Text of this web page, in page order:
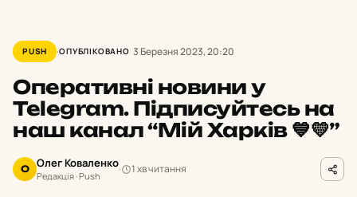
PUSH ОПУБЛІКОВАНО 3 Березня 2023, 20:20
Оперативні новини у
Telegram. Підписуйтесь на
наш канал “Мій Харків 💙💛”
О Олег Коваленко
Редакція · Push
1 хв читання